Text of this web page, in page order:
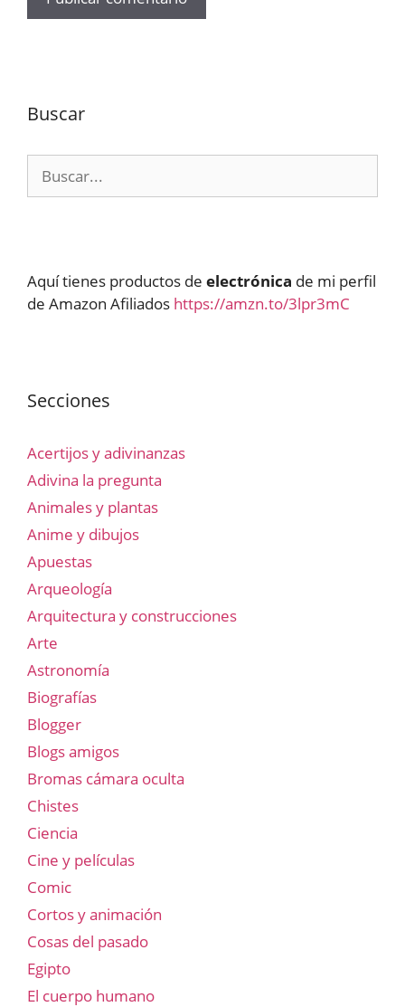
Buscar
Aquí tienes productos de electrónica de mi perfil
de Amazon Afiliados https://amzn.to/3lpr3mC
Secciones
Acertijos y adivinanzas
Adivina la pregunta
Animales y plantas
Anime y dibujos
Apuestas
Arqueología
Arquitectura y construcciones
Arte
Astronomía
Biografías
Blogger
Blogs amigos
Bromas cámara oculta
Chistes
Ciencia
Cine y películas
Comic
Cortos y animación
Cosas del pasado
Egipto
El cuerpo humano